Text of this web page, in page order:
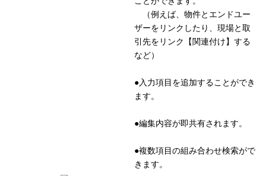
（例えば、物件とエンドユー
ザーをリンクしたり、現場と取
引先をリンク【関連付け】する
など）
●入力項目を追加することができ
ます。
●編集内容が即共有されます。
●複数項目の組み合わせ検索がで
きます。